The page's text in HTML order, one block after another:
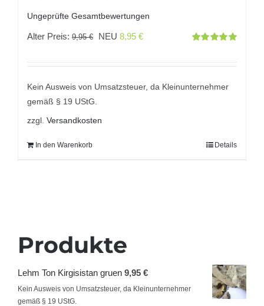
Ungeprüfte Gesamtbewertungen
Alter Preis: 9,95€
Ursprünglicher
9,95 €
NEU 8,95 €Aktueller
8,95 €.
Kein Ausweis von Umsatzsteuer, da Kleinunternehmer
gemäß § 19 UStG.
zzgl. Versandkosten
In den Warenkorb Details
Produkte
Lehm Ton Kirgisistan gruen 9,95 €
Kein Ausweis von Umsatzsteuer, da Kleinunternehmer
gemäß § 19 UStG.